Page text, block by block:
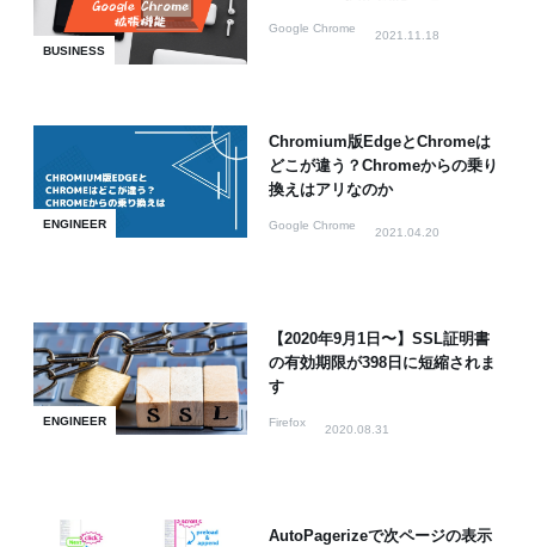
BUSINESS
Google Chrome
2021.11.18
ENGINEER
Chromium版EdgeとChromeは
どこが違う？Chromeからの乗り
換えはアリなのか
Google Chrome
2021.04.20
ENGINEER
【2020年9月1日〜】SSL証明書
の有効期限が398日に短縮されま
す
Firefox
2020.08.31
AutoPagerizeで次ページの表示